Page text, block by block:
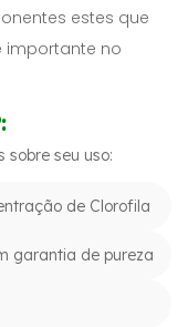
estes que
importante no
seu uso:
de Clorofila
garantia de pureza